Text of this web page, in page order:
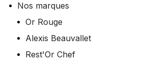
Nos marques
Or Rouge
Alexis Beauvallet
Rest'Or Chef